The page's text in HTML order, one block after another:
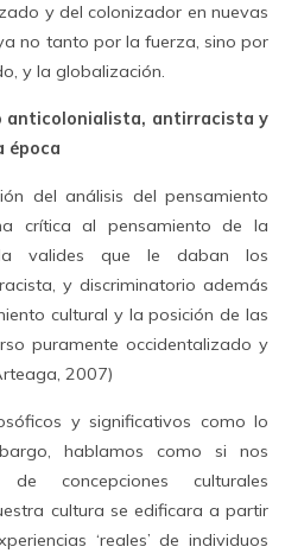
y del colonizador en nuevas
no tanto por la fuerza, sino por
y la globalización.
anticolonialista, antirracista y
época
del análisis del pensamiento
crítica al pensamiento de la
valides que le daban los
y discriminatorio además
cultural y la posición de las
puramente occidentalizado y
2007)
y significativos como lo
hablamos como si nos
de concepciones culturales
cultura se edificara a partir
‘reales’ de individuos